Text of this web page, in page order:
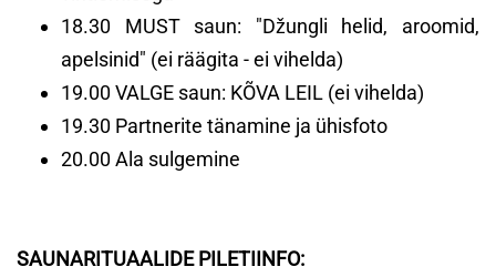
18.30 MUST saun: "Džungli helid, aroomid,
apelsinid" (ei räägita - ei vihelda)
19.00 VALGE saun: KÕVA LEIL (ei vihelda)
19.30 Partnerite tänamine ja ühisfoto
20.00 Ala sulgemine
SAUNARITUAALIDE PILETIINFO: